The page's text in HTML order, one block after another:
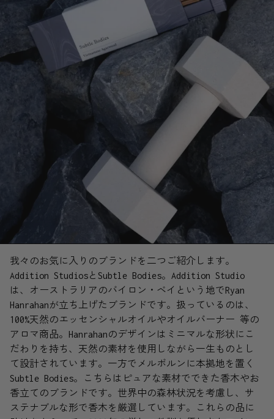
我々のお気に入りのブランドを二つご紹介します。
Addition StudiosとSubtle Bodies。Addition Studio
は、オーストラリアのバイロン・ベイという地でRyan
Hanrahanが立ち上げたブランドです。扱っているのは、
100%天然のエッセンシャルオイルやオイルバーナー 等の
アロマ商品。Hanrahanのデザインはミニマルな形状にこ
だわりを持ち、天然の素材を使用しながら一生ものとし
て設計されています。一方でメルボルンに本拠地を置く
Subtle Bodies。こちらはピュアな素材でできた香木やお
香立てのブランドです。世界中の森林状況を考慮し、サ
ステナブルな形で香木を厳選しています。これらの品に